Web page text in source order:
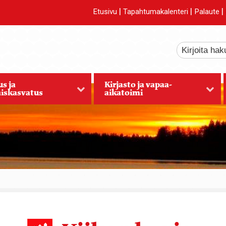
Etusivu | Tapahtumakalenteri | Palaute |
ja Kirjasto ja vapaa-
aikatoimi